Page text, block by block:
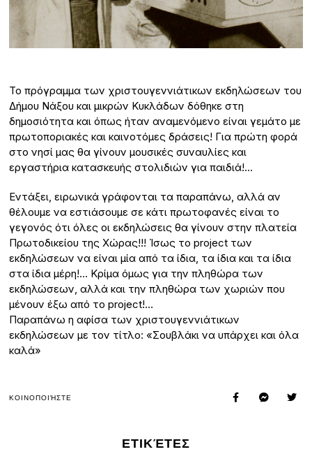
Το πρόγραμμα των χριστουγεννιάτικων εκδηλώσεων του
Δήμου Νάξου και μικρών Κυκλάδων δόθηκε στη
δημοσιότητα και όπως ήταν αναμενόμενο είναι γεμάτο με
πρωτοποριακές και καινοτόμες δράσεις! Για πρώτη φορά
στο νησί μας θα γίνουν μουσικές συναυλίες και
εργαστήρια κατασκευής στολιδιών για παιδιά!…
Εντάξει, ειρωνικά γράφονται τα παραπάνω, αλλά αν
θέλουμε να εστιάσουμε σε κάτι πρωτοφανές είναι το
γεγονός ότι όλες οι εκδηλώσεις θα γίνουν στην πλατεία
Πρωτοδικείου της Χώρας!!! Ίσως το project των
εκδηλώσεων να είναι μία από τα ίδια, τα ίδια και τα ίδια
στα ίδια μέρη!… Κρίμα όμως για την πληθώρα των
εκδηλώσεων, αλλά και την πληθώρα των χωριών που
μένουν έξω από το project!…
Παραπάνω η αφίσα των χριστουγεννιάτικων
εκδηλώσεων με τον τίτλο: «Σουβλάκι να υπάρχει και όλα
καλά»
ΚΟΙΝΟΠΟΙΉΣΤΕ
ΕΤΙΚΈΤΕΣ